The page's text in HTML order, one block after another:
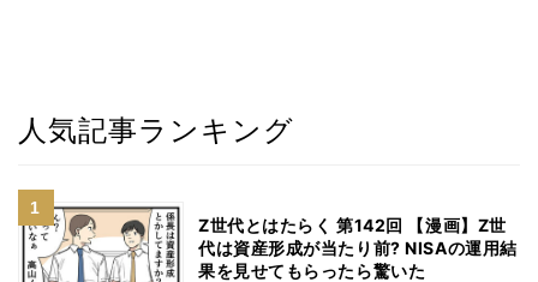
人気記事ランキング
Z世代とはたらく 第142回 【漫画】Z世
代は資産形成が当たり前? NISAの運用結
果を見せてもらったら驚いた